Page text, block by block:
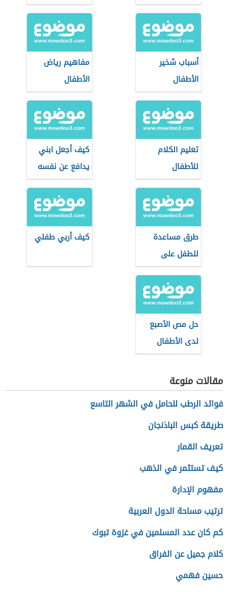
أسباب شخير
الأطفال
مفاهيم رياض
الأطفال
تعليم الكلام
للأطفال
كيف أجعل ابني
يدافع عن نفسه
طرق مساعدة
للطفل على
التركيز
كيف أربي طفلي
حل مص الأصبع
لدى الأطفال
مقالات منوعة
فوائد الرطب للحامل في الشهر التاسع
طريقة كبس الباذنجان
تعريف القمار
كيف تستثمر في الذهب
مفهوم الإدارة
ترتيب مساحة الدول العربية
كم كان عدد المسلمين في غزوة تبوك
كلام جميل عن الفراق
حسين فهمي